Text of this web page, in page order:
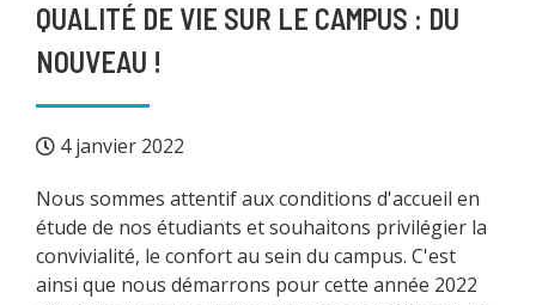
QUALITÉ DE VIE SUR LE CAMPUS : DU
NOUVEAU !
4 janvier 2022
Nous sommes attentif aux conditions d'accueil en
étude de nos étudiants et souhaitons privilégier la
convivialité, le confort au sein du campus. C'est
ainsi que nous démarrons pour cette année 2022